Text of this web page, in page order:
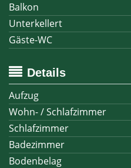
Balkon
Unterkellert
Gäste-WC
Details
Aufzug
Wohn- / Schlafzimmer
Schlafzimmer
Badezimmer
Bodenbelag